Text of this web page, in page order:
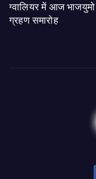
ग्वालियर में आज भाजयुमो
ग्रहण समारोह